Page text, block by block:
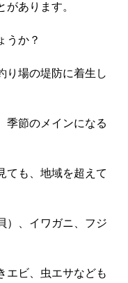
あります。
うか？
り場の堤防に着生し
季節のメインになる
ても、地域を超えて
）、イワガニ、フジ
エビ、虫エサなども